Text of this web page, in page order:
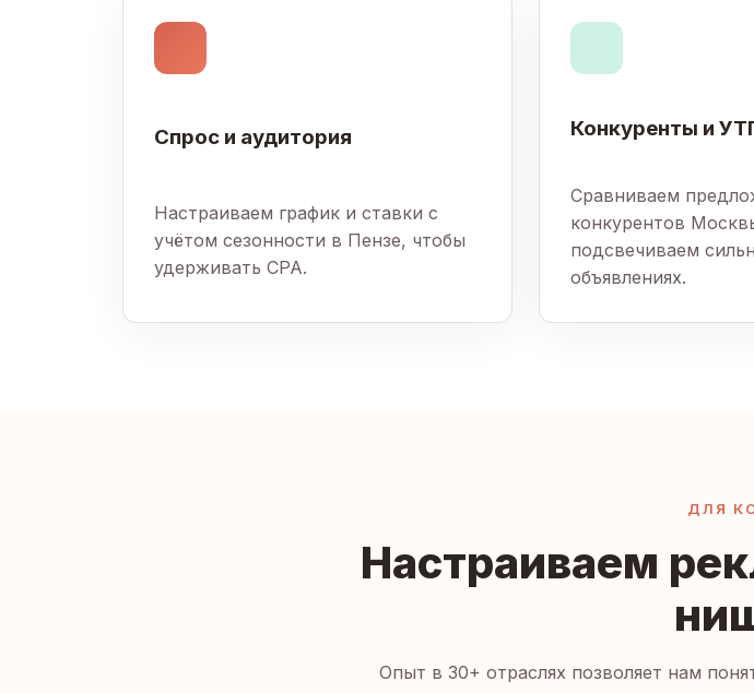
Спрос и аудитория
Настраиваем график и ставки с
учётом сезонности в Пензе, чтобы
удерживать CPA.
Конкуренты и
Сравниваем
конкурентов
подсвечиваем
объявлениях.
ДЛЯ
Настраиваем
Опыт в 30+ отраслях позволяет нам